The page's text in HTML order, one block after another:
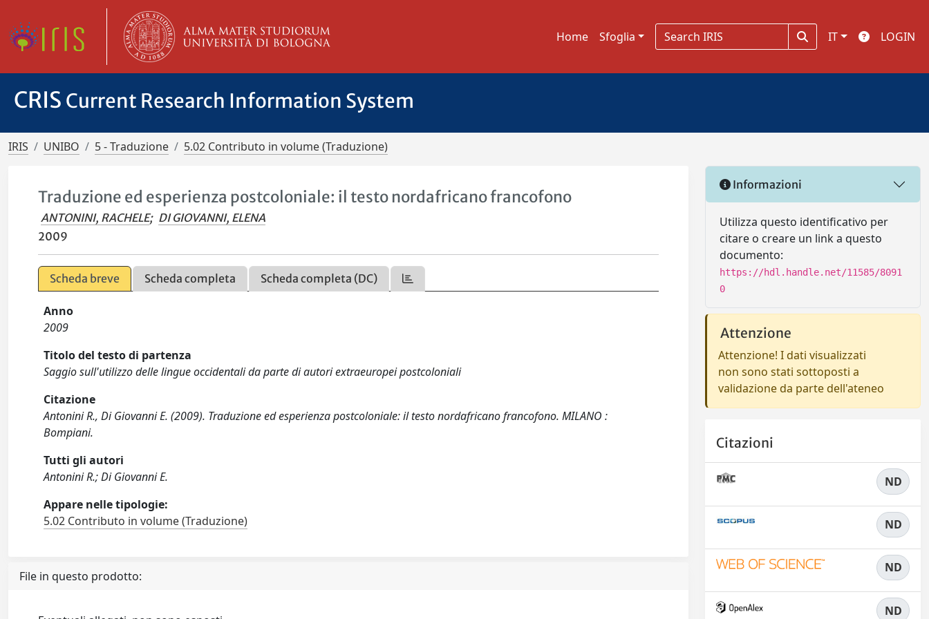
Home Sfoglia IT LOGIN
CRIS Current Research Information System
IRIS UNIBO 5 - Traduzione 5.02 Contributo in volume (Traduzione)
Traduzione ed esperienza postcoloniale: il testo nordafricano francofono
ANTONINI, RACHELE; DI GIOVANNI, ELENA
2009
Scheda breve Scheda completa Scheda completa (DC)
Anno
2009
Titolo del testo di partenza
Saggio sull'utilizzo delle lingue occidentali da parte di autori extraeuropei postcoloniali
Citazione
Antonini R., Di Giovanni E. (2009). Traduzione ed esperienza postcoloniale: il testo nordafricano francofono. MILANO :
Bompiani.
Tutti gli autori
Antonini R.; Di Giovanni E.
Appare nelle tipologie:
5.02 Contributo in volume (Traduzione)
File in questo prodotto:
Informazioni
Utilizza questo identificativo per
citare o creare un link a questo
documento:
https://hdl.handle.net/11585/8091
0
Attenzione
Attenzione! I dati visualizzati
non sono stati sottoposti a
validazione da parte dell'ateneo
Citazioni
ND
ND
ND
ND